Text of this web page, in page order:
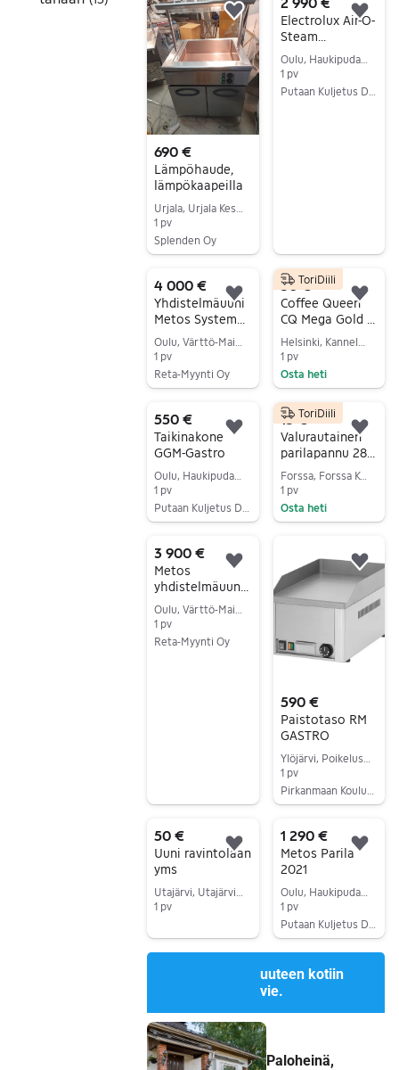
690 €
Lämpöhaude,
lämpökaapeilla
1 pv
Splenden Oy
Lisää suosikiksi.
Electrolux Air-O-
Steam
Yhdistelmäuuni
Oulu, Haukipudas Keskus, Pohjois-Pohjanmaa
1 pv
4 000 €
Yhdistelmäuuni
Metos System
Rational HCD20
suurkeittiöön
1 pv
Reta-Myynti Oy
Lisää suosikiksi.
50 €
Coffee Queen
CQ Mega Gold A
kahvinkeitin
2200W
1 pv
Osta heti
ToriDiili
550 €
Taikinakone
GGM-Gastro
1 pv
Lisää suosikiksi.
15 €
Valurautainen
parilapannu 28 x
19 cm
puualustalla
Forssa, Forssa Keskus, Kanta-Häme
1 pv
Osta heti
ToriDiili
3 900 €
Metos
yhdistelmäuuni
System Rational
HCD20
1 pv
Reta-Myynti Oy
Lisää suosikiksi.
590 €
Paistotaso RM
GASTRO
1 pv
50 €
Uuni ravintolaan
yms
1 pv
Lisää suosikiksi.
1 290 €
Metos Parila
2021
Oulu, Haukipudas Keskus, Pohjois-Pohjanmaa
1 pv